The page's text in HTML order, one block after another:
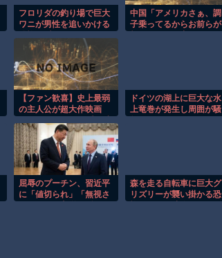
フロリダの釣り場で巨大
ワニが男性を追いかける
中国「アメリカさぁ、調
子乗ってるからお前らが
【ファン歓喜】史上最弱
の主人公が超大作映画
すぎたｗ
ドイツの湖上に巨大な水
上竜巻が発生し周囲が騒
屈辱のプーチン、習近平
に「値切られ」「無視さ
森を走る自転車に巨大グ
リズリーが襲い掛かる恐